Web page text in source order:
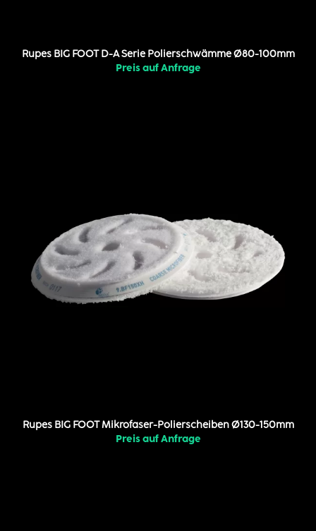
Rupes BIG FOOT D-A Serie Polierschwämme Ø80-100mm
Preis auf Anfrage
Rupes BIG FOOT Mikrofaser-Polierscheiben Ø130-150mm
Preis auf Anfrage